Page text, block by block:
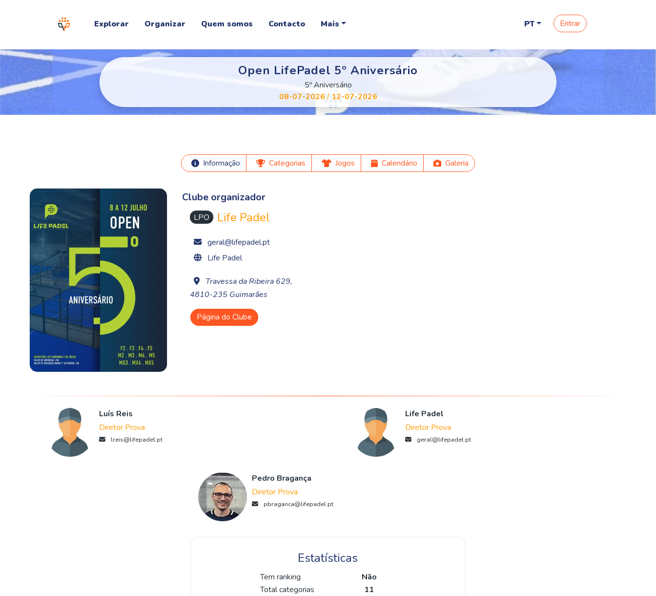
Explorar Organizar Quem somos Contacto Mais PT Entrar
Open LifePadel 5º Aniversário
5º Aniversário
08-07-2026/ 12-07-2026
Informação Categorias Jogos Calendário Galeria
Clube organizador
LPO Life Padel
geral@lifepadel.pt
Life Padel
Travessa da Ribeira 629,
4810-235 Guimarães
Página do Clube
Luís Reis
Diretor Prova
lreis@lifepadel.pt
Life Padel
Diretor Prova
geral@lifepadel.pt
Pedro Bragança
Diretor Prova
pbraganca@lifepadel.pt
Estatísticas
Tem ranking
Não
Total categorias
11